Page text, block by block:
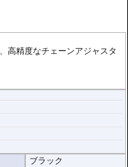
高精度なチェーンアジャスタ
ブラック